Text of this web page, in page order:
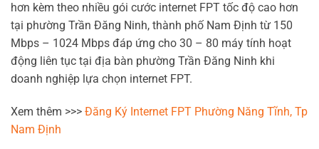
hơn kèm theo nhiều gói cước internet FPT tốc độ cao hơn
tại phường Trần Đăng Ninh, thành phố Nam Định từ 150
Mbps – 1024 Mbps đáp ứng cho 30 – 80 máy tính hoạt
động liên tục tại địa bàn phường Trần Đăng Ninh khi
doanh nghiệp lựa chọn internet FPT.
Xem thêm >>> Đăng Ký Internet FPT Phường Năng Tĩnh, Tp
Nam Định